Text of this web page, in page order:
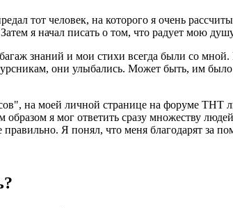
тот человек, на которого я очень
я начал писать о том, что радует мою
знаний и мои стихи всегда были со
они улыбались. Может быть, им
на моей личной странице на форуме ТНТ
образом я мог ответить сразу множеству
правильно. Я понял, что меня благодарят за